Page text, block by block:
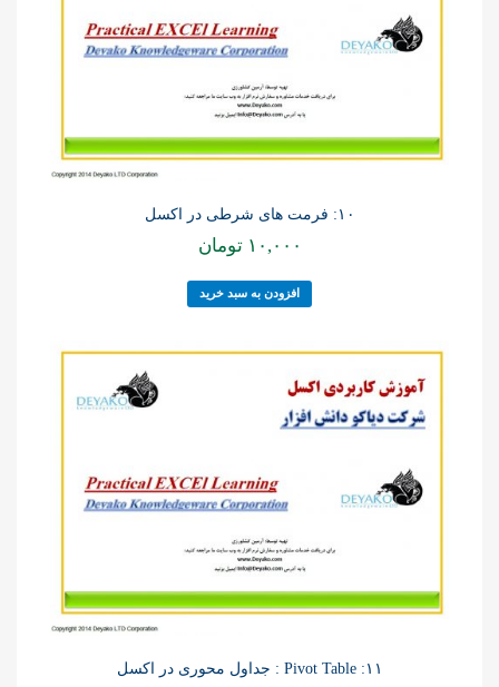
۱۰: فرمت های شرطی در اکسل
۱۰,۰۰۰ تومان
افزودن به سبد خرید
۱۱: Pivot Table : جداول محوری در اکسل